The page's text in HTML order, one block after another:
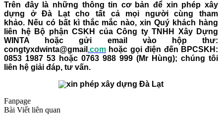
Trên đây là những thông tin cơ bản để xin phép xây
dựng ở Đà Lạtcho tất cả mọi người cùng tham
khảo. Nếu có bất kì thắc mắc nào, xin Quý khách hàng
liên hệ Bộ phận CSKH của Công ty TNHH Xây Dựng
WINTA hoặc gửi email vào hộp thư:
congtyxdwinta@gmail .com hoặc gọi điện đến BPCSKH:
0853 1987 53 hoặc 0763 988 999 (Mr Hùng); chúng tôi
liên hệ giải đáp, tư vấn.
Fanpage
Bài Viết liên quan